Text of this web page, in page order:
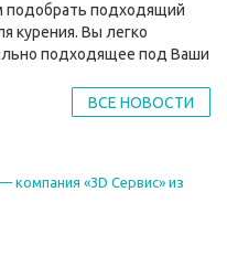
подобрать подходящий
курения. Вы легко
подходящее под Ваши
ВСЕ НОВОСТИ
компания «3D Сервис» из